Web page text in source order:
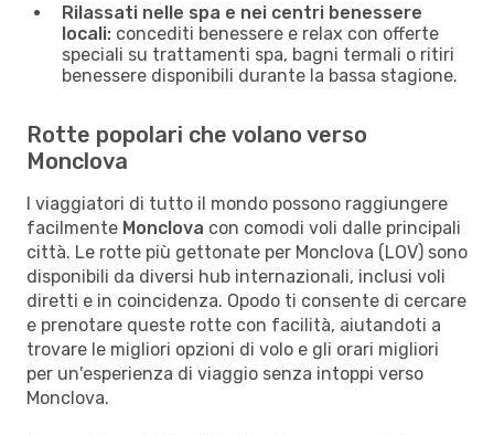
Rilassati nelle spa e nei centri benessere
locali: concediti benessere e relax con offerte
speciali su trattamenti spa, bagni termali o ritiri
benessere disponibili durante la bassa stagione.
Rotte popolari che volano verso
Monclova
I viaggiatori di tutto il mondo possono raggiungere
facilmente Monclova con comodi voli dalle principali
città. Le rotte più gettonate per Monclova (LOV) sono
disponibili da diversi hub internazionali, inclusi voli
diretti e in coincidenza. Opodo ti consente di cercare
e prenotare queste rotte con facilità, aiutandoti a
trovare le migliori opzioni di volo e gli orari migliori
per un'esperienza di viaggio senza intoppi verso
Monclova.